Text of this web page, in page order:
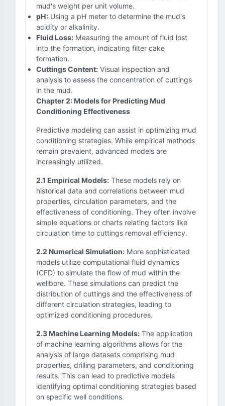
mud's weight per unit volume.
pH: Using a pH meter to determine the mud's
acidity or alkalinity.
Fluid Loss: Measuring the amount of fluid lost
into the formation, indicating filter cake
formation.
Cuttings Content: Visual inspection and
analysis to assess the concentration of cuttings
in the mud.
Chapter 2: Models for Predicting Mud
Conditioning Effectiveness
Predictive modeling can assist in optimizing mud
conditioning strategies. While empirical methods
remain prevalent, advanced models are
increasingly utilized.
2.1 Empirical Models: These models rely on
historical data and correlations between mud
properties, circulation parameters, and the
effectiveness of conditioning. They often involve
simple equations or charts relating factors like
circulation time to cuttings removal efficiency.
2.2 Numerical Simulation: More sophisticated
models utilize computational fluid dynamics
(CFD) to simulate the flow of mud within the
wellbore. These simulations can predict the
distribution of cuttings and the effectiveness of
different circulation strategies, leading to
optimized conditioning procedures.
2.3 Machine Learning Models: The application
of machine learning algorithms allows for the
analysis of large datasets comprising mud
properties, drilling parameters, and conditioning
results. This can lead to predictive models
identifying optimal conditioning strategies based
on specific well conditions.